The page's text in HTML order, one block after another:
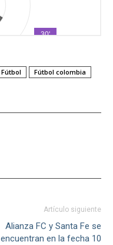
Fútbol
Fútbol colombia
Artículo siguiente
Alianza FC y Santa Fe se
encuentran en la fecha 10